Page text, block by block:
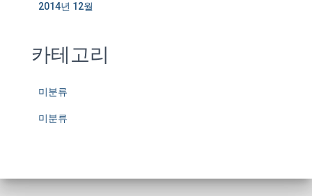
2014년 12월
카테고리
미분류
미분류